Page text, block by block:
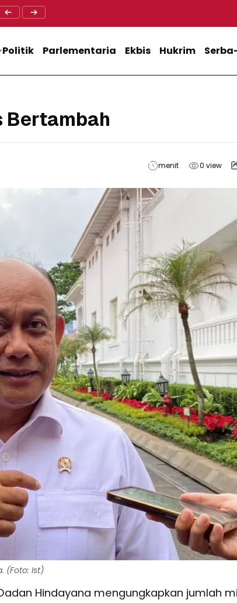
BTS, Diwa : Nyawa dan Keselamatan Warga Lebih
Doa Lintas Agama Perkuat Semangat Persatuan Jelang
Politik Parlementaria Ekbis Hukrim
Bertambah
menit 0view
(Foto: Ist)
Hindayana mengungkapkan jumlah